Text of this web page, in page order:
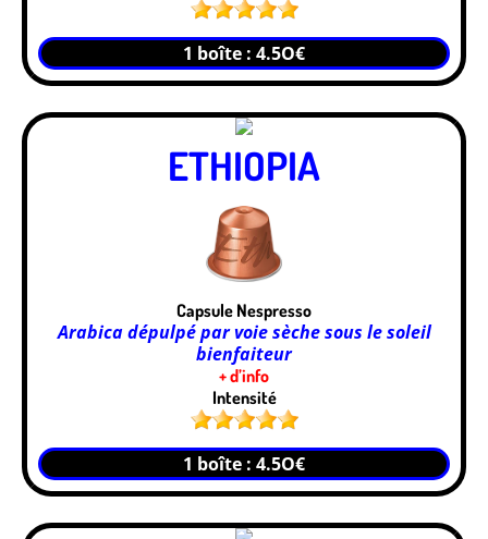
1 boîte : 4.5O€
ETHIOPIA
Capsule Nespresso
Arabica dépulpé par voie sèche sous le soleil
bienfaiteur
+ d’info
Intensité
1 boîte : 4.5O€